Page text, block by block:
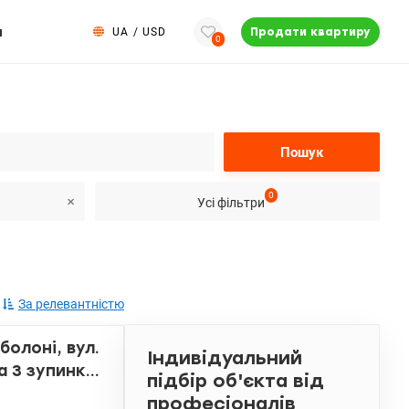
UA / USD
0
Продати квартиру
Пошук
Усі фільтри
0
За релевантністю
вул.
3 зупинки
Індивідуальний
підбір об'єкта від
професіоналів